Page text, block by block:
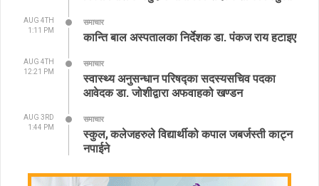
AUG 4TH
1:11 PM
समाचार
कान्ति बाल अस्पतालका निर्देशक डा. पंकज राय हटाइए
AUG 4TH
12:21 PM
समाचार
स्वास्थ्य अनुसन्धान परिषद्का सदस्यसचिव पदका
आवेदक डा. जोशीद्वारा अफवाहको खण्डन
AUG 3RD
1:44 PM
समाचार
स्कुल, कलेजहरुले विद्यार्थीको कपाल जबर्जस्ती काट्न
नपाईने